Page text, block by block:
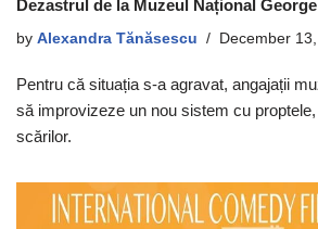
Dezastrul de la Muzeul Național
by Alexandra Tănăsescu December
Pentru că situația s-a agravat, angajații
să improvizeze un nou sistem cu
scărilor.